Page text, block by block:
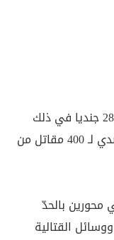
وأشار إلى أن "45 مستوطنا قتلوا بينهم 28 جنديا في ذلك
الهجوم"، واعترف بفشل سريته في التصدي لـ 400 مقاتل من
بالحدّ
القتالية